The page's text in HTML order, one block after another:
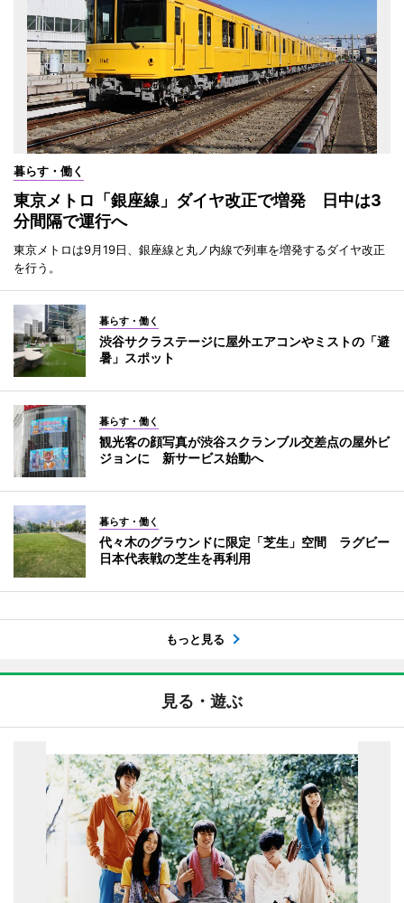
暮らす・働く
東京メトロ「銀座線」ダイヤ改正で増発 日中は3
分間隔で運行へ
東京メトロは9月19日、銀座線と丸ノ内線で列車を増発するダイヤ改正
を行う。
暮らす・働く
渋谷サクラステージに屋外エアコンやミストの「避
暑」スポット
暮らす・働く
観光客の顔写真が渋谷スクランブル交差点の屋外ビ
ジョンに 新サービス始動へ
暮らす・働く
代々木のグラウンドに限定「芝生」空間 ラグビー
日本代表戦の芝生を再利用
もっと見る
見る・遊ぶ